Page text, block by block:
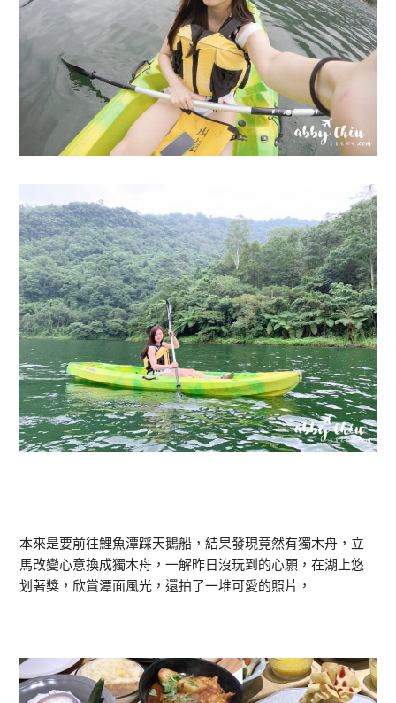
本來是要前往鯉魚潭踩天鵝船，結果發現竟然有獨木舟，立
馬改變心意換成獨木舟，一解昨日沒玩到的心願，在湖上悠
划著獎，欣賞潭面風光，還拍了一堆可愛的照片，